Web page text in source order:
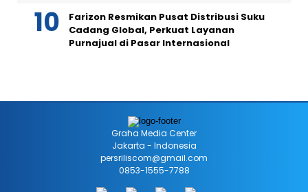
Farizon Resmikan Pusat Distribusi Suku
Cadang Global, Perkuat Layanan
Purnajual di Pasar Internasional
Graha Media Center
Jakarta - Indonesia
persriliscom@gmail.com
0853-1555-7788